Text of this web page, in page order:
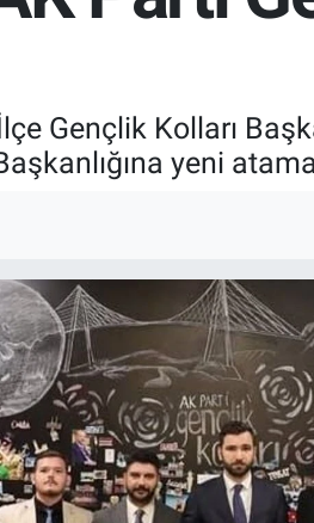
Gençlik Kolları
yeni atama